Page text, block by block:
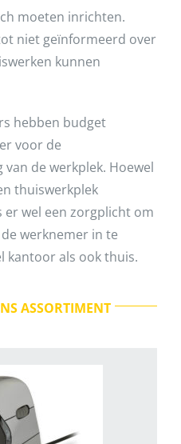
moeten inrichten.
niet geïnformeerd over
kunnen
hebben budget
voor de
de werkplek. Hoewel
thuiswerkplek
wel een zorgplicht om
werknemer in te
kantoor als ook thuis.
ASSORTIMENT